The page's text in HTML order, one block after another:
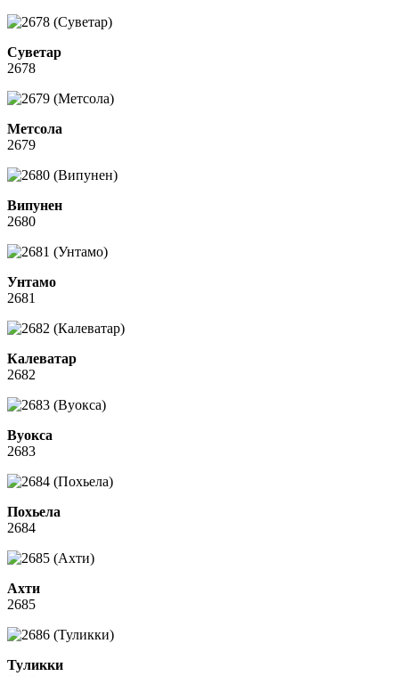
Суветар
2678
Метсола
2679
Випунен
2680
Унтамо
2681
Калеватар
2682
Вуокса
2683
Похьела
2684
Ахти
2685
Туликки